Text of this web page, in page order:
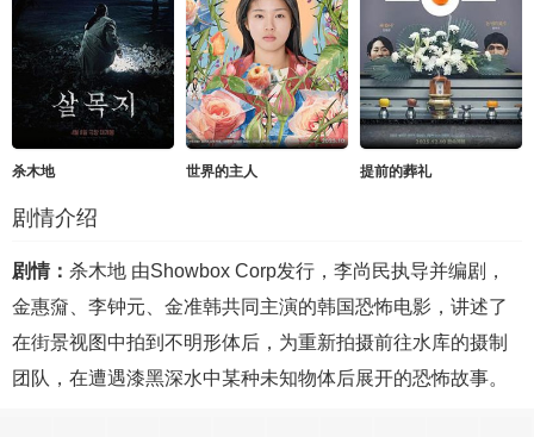
杀木地 世界的主人 提前的葬礼
剧情介绍
剧情： 杀木地 由Showbox Corp发行，李尚民执导并编剧，
金惠奫、李钟元、金准韩共同主演的韩国恐怖电影，讲述了
在街景视图中拍到不明形体后，为重新拍摄前往水库的摄制
团队，在遭遇漆黑深水中某种未知物体后展开的恐怖故事。